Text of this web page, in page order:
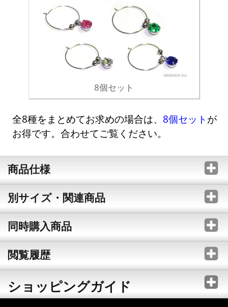
8個セット
全8種をまとめてお求めの場合は、 8個セット が
お得です。合わせてご覧ください。
商品仕様
別サイズ・関連商品
同時購入商品
閲覧履歴
ショッピングガイド